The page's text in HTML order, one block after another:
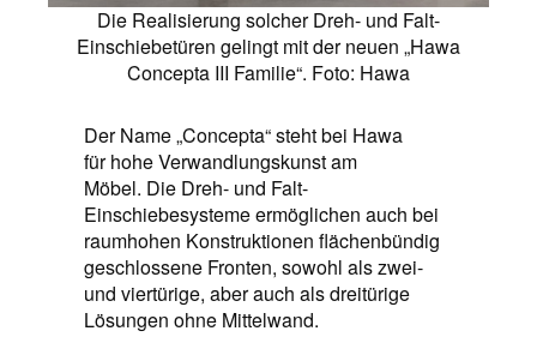
Die Realisierung solcher Dreh- und Falt-
Einschiebetüren gelingt mit der neuen „Hawa
Concepta III Familie“. Foto: Hawa
Der Name „Concepta“ steht bei Hawa
für hohe Verwandlungskunst am
Möbel. Die Dreh- und Falt-
Einschiebesysteme ermöglichen auch bei
raumhohen Konstruktionen flächenbündig
geschlossene Fronten, sowohl als zwei-
und viertürige, aber auch als dreitürige
Lösungen ohne Mittelwand.